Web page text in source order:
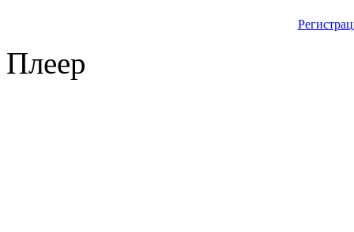
Плеер